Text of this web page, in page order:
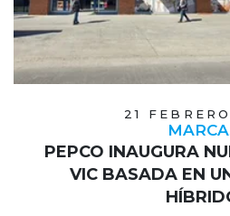
21
PEPCO INAUGURA
VIC BASADA EN